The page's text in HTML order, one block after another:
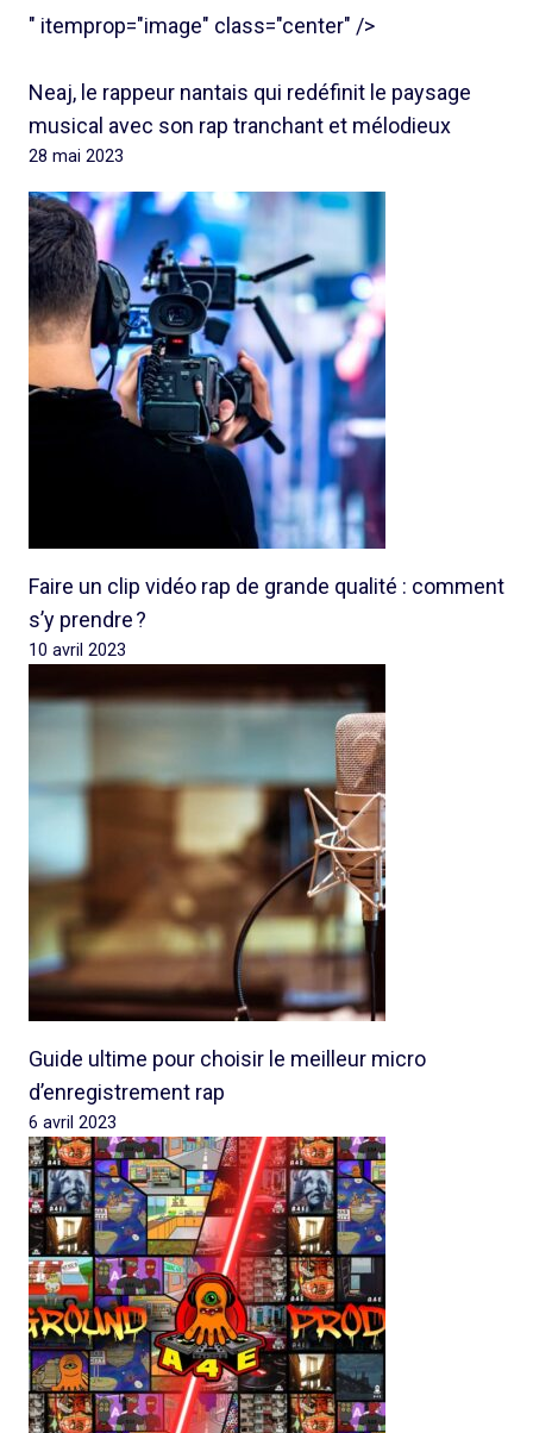
" itemprop="image" class="center" />
Neaj, le rappeur nantais qui redéfinit le paysage
musical avec son rap tranchant et mélodieux
28 mai 2023
Faire un clip vidéo rap de grande qualité : comment
s’y prendre ?
10 avril 2023
Guide ultime pour choisir le meilleur micro
d’enregistrement rap
6 avril 2023